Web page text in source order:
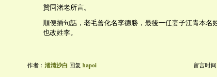
贊同渚老所言。
順便插句話，老毛曾化名李德勝，最後一任妻子江青本名
也改姓李。
作者： 渚清沙白 回复 hapoi 留言时间